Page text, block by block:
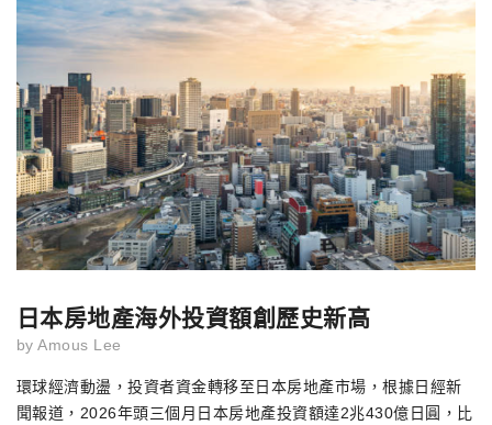
日本房地產海外投資額創歷史新高
by Amous Lee
環球經濟動盪，投資者資金轉移至日本房地產市場，根據日經新
聞報道，2026年頭三個月日本房地產投資額達2兆430億日圓，比